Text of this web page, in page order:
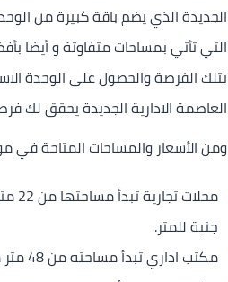
الجديدة الذي يضم باقة كبيرة من
التي تأتي بمساحات متفاوتة و أيضا
العاصمة الادارية الجديدة يحقق لك
ومن الأسعار والمساحات المتاحة في مول 5 ايست تاور العاصمة
جنية للمتر.
مكتب اداري تبدأ مساحته من 48 متر مربع و أيضا بسعر يبدأ من 2,640,000 جنية.